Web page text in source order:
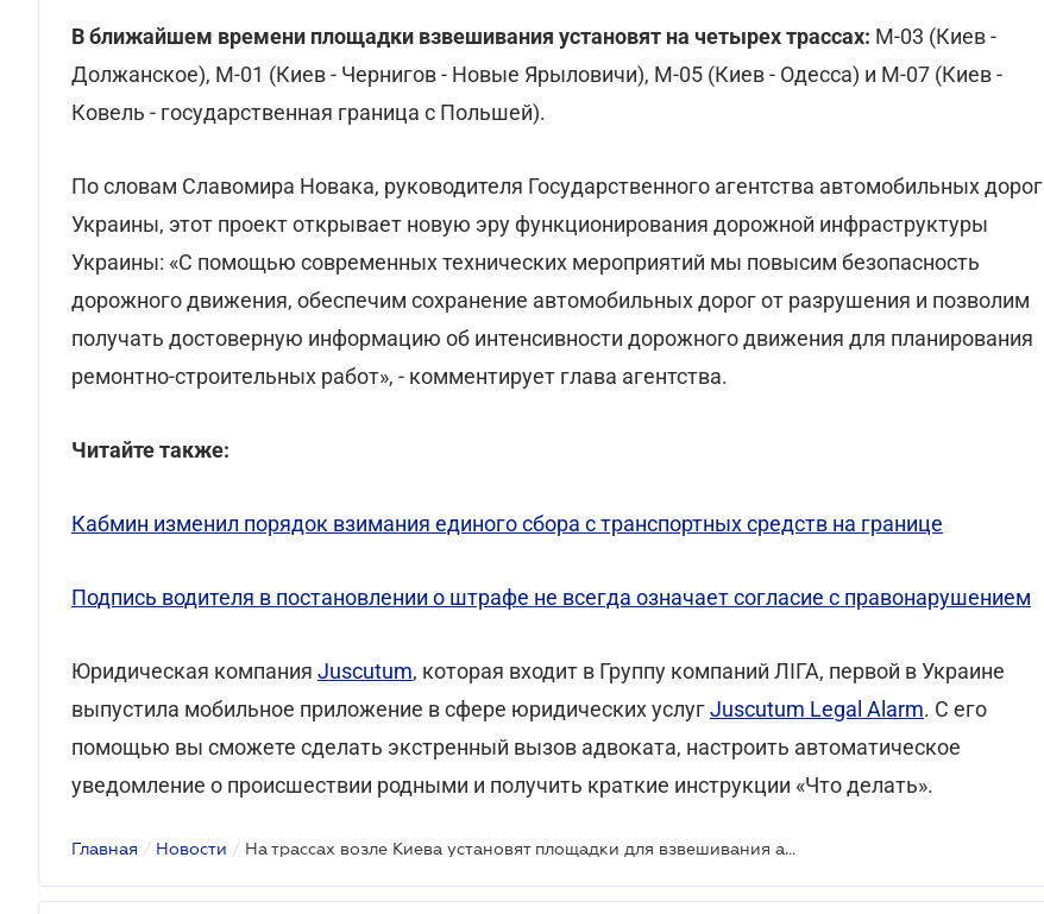
В ближайшем времени площадки взвешивания установят на четырех трассах: М-03 (Киев -
Должанское), М-01 (Киев - Чернигов - Новые Ярыловичи), М-05 (Киев - Одесса) и М-07 (Киев -
Ковель - государственная граница с Польшей).
По словам Cлавомира Новака, руководителя Государственного агентства автомобильных дорог
Украины, этот проект открывает новую эру функционирования дорожной инфраструктуры
Украины: «С помощью современных технических мероприятий мы повысим безопасность
дорожного движения, обеспечим сохранение автомобильных дорог от разрушения и позволим
получать достоверную информацию об интенсивности дорожного движения для планирования
ремонтно-строительных работ», - комментирует глава агентства.
Читайте также:
Кабмин изменил порядок взимания единого сбора с транспортных средств на границе
Подпись водителя в постановлении о штрафе не всегда означает согласие с правонарушением
Юридическая компания Juscutum, которая входит в Группу компаний ЛІГА, первой в Украине
выпустила мобильное приложение в сфере юридических услугJuscutum Legal Alarm. С его
помощью вы сможете сделать экстренный вызов адвоката, настроить автоматическое
уведомление о происшествии родными и получить краткие инструкции «Что делать».
Главная / Новости / На трассах возле Киева установят площадки для взвешивания авто